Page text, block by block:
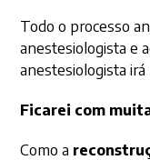
Todo o processo
anestesiologista e
anestesiologista
Ficarei com
Como a